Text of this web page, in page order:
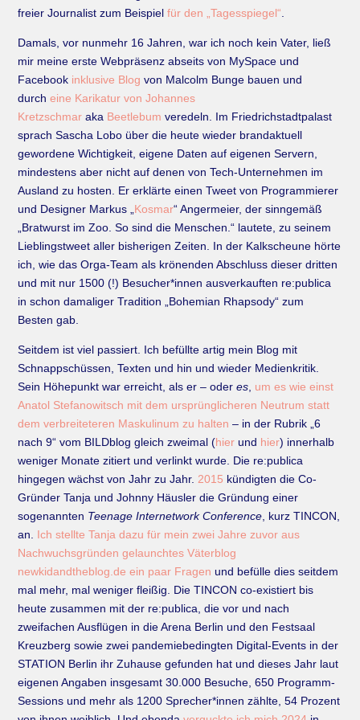
freier Journalist zum Beispielfür den „Tagesspiegel“
Damals, vor nunmehr 16 Jahren, war ich noch kein Vater, ließ
mir meine erste Webpräsenz abseits von MySpace und
Facebook inklusive Blog von Malcolm Bunge bauen und
durcheine Karikatur von Johannes
Kretzschmar aka Beetlebum veredeln. Im Friedrichstadtpalast
sprach Sascha Lobo über die heute wieder brandaktuell
gewordene Wichtigkeit, eigene Daten auf eigenen Servern,
mindestens aber nicht auf denen von Tech-Unternehmen im
Ausland zu hosten. Er erklärte einen Tweet von Programmierer
und Designer Markus „ Kosmar“ Angermeier, der sinngemäß
„Bratwurst im Zoo. So sind die Menschen.“ lautete, zu seinem
Lieblingstweet aller bisherigen Zeiten. In der Kalkscheune hörte
ich, wie das Orga-Team als krönenden Abschluss dieser dritten
und mit nur 1500 (!) Besucher*innen ausverkauften re:publica
in schon damaliger Tradition „Bohemian Rhapsody“ zum
Besten gab.
Seitdem ist viel passiert. Ich befüllte artig mein Blog mit
Schnappschüssen, Texten und hin und wieder Medienkritik.
Sein Höhepunkt war erreicht, als er – oderes um es wie einst
Anatol Stefanowitsch mit dem ursprünglicheren Neutrum statt
dem verbreiteteren Maskulinum zu halten – in der Rubrik „6
nach 9“ vom BILDblog gleich zweimal (hier und hier) innerhalb
weniger Monate zitiert und verlinkt wurde. Die re:publica
hingegen wächst von Jahr zu Jahr. 2015 kündigten die Co-
Gründer Tanja und Johnny Häusler die Gründung einer
sogenannten Teenage Internetwork Conference , kurz TINCON,
an. Ich stellte Tanja dazu für mein zwei Jahre zuvor aus
Nachwuchsgründen gelaunchtes Väterblog
newkidandtheblog.de ein paar Fragen und befülle dies seitdem
mal mehr, mal weniger fleißig. Die TINCON co-existiert bis
heute zusammen mit der re:publica, die vor und nach
zweifachen Ausflügen in die Arena Berlin und den Festsaal
Kreuzberg sowie zwei pandemiebedingten Digital-Events in der
STATION Berlin ihr Zuhause gefunden hat und dieses Jahr laut
eigenen Angaben insgesamt 30.000 Besuche, 650 Programm-
Sessions und mehr als 1200 Sprecher*innen zählte, 54 Prozent